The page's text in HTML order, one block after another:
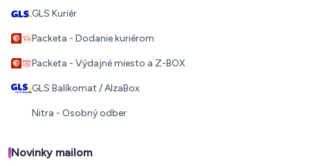
GLS Kuriér
Packeta - Dodanie kuriérom
Packeta - Výdajné miesto a Z-BOX
GLS Balíkomat / AlzaBox
Nitra - Osobný odber
Novinky mailom